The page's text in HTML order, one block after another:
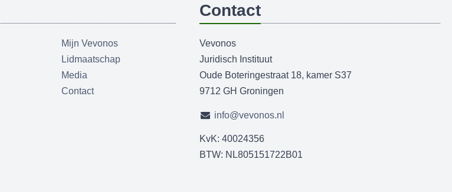
Mijn Vevonos
Lidmaatschap
Media
Contact
Contact
Vevonos
Juridisch Instituut
Oude Boteringestraat 18, kamer S37
9712 GH Groningen
info@vevonos.nl
KvK: 40024356
BTW: NL805151722B01